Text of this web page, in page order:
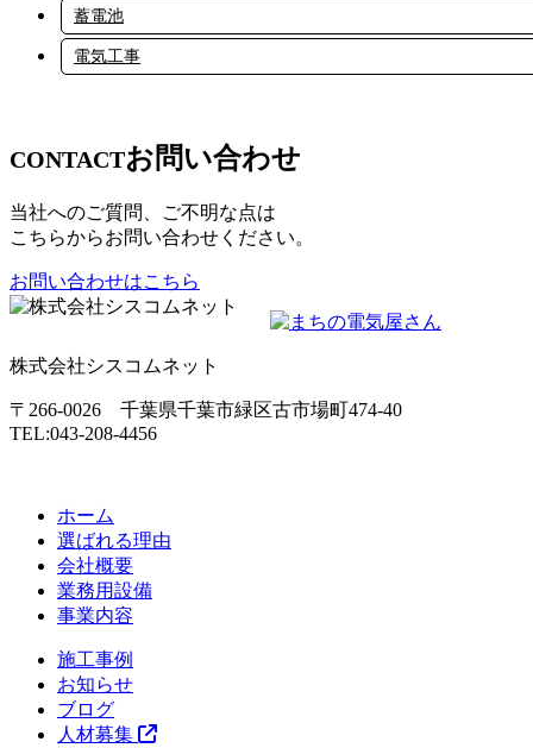
蓄電池
電気工事
CONTACTお問い合わせ
当社へのご質問、ご不明な点は
こちらからお問い合わせください。
お問い合わせはこちら
株式会社シスコムネット
〒266-0026 千葉県千葉市緑区古市場町474-40
TEL:043-208-4456
ホーム
選ばれる理由
会社概要
業務用設備
事業内容
施工事例
お知らせ
ブログ
人材募集